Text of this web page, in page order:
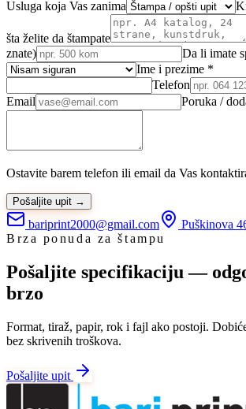
Usluga koja Vas zanima
šta želite da štampate
znate)
Da li imate
Ime i prezime *
Telefon
Email
Poruka /
Ostavite barem telefon ili email da Vas
Pošaljite upit →
bariprint2000@gmail.com
Puškinova
Brza ponuda za štampu
Pošaljite specifikaciju —
brzo
Format, tiraž, papir, rok i fajl ako postoji.
bez skrivenih troškova.
Pošaljite upit